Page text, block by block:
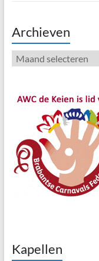
Archieven
Archieven
Kapellen